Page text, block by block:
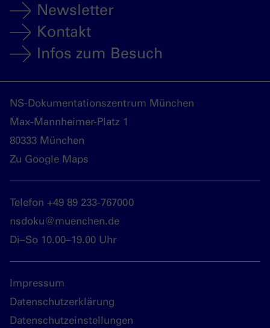
Newsletter
Kontakt
Infos zum Besuch
NS-Dokumentationszentrum München
Max-Mannheimer-Platz 1
80333 München
Zu Google Maps
Telefon +49 89 233-767000
nsdoku@muenchen.de
Di–So 10.00–19.00 Uhr
Impressum
Datenschutzerklärung
Datenschutzeinstellungen